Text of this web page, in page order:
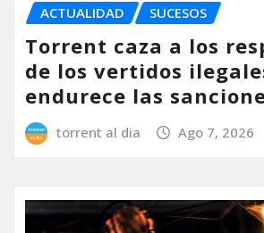
ACTUALIDAD SUCESOS
Torrent caza a los
de los vertidos
endurece las
torrent al dia Ago 7, 2026